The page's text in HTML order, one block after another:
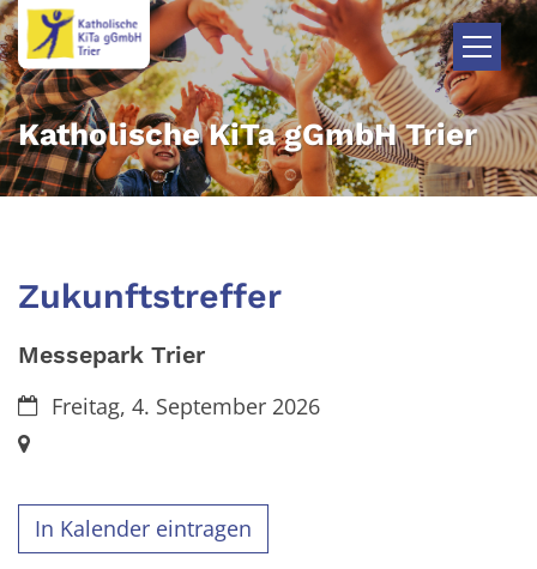
Zum Inhalt springen
Katholische KiTa gGmbH Trier
Zukunftstreffer
Messepark Trier
Datum:Freitag, 4. September 2026
Ort:
In Kalender eintragen